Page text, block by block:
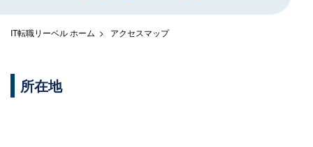
IT転職リーベル ホーム アクセスマップ
所在地